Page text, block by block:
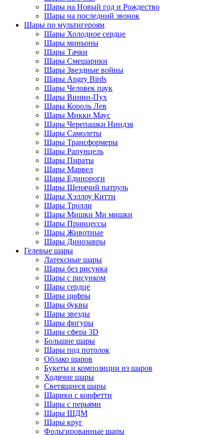
Шары на Новый год и Рождество
Шары на последний звонок
Шары по мультигероям
Шары Холодное сердце
Шары миньоны
Шары Тачки
Шары Смешарики
Шары Звездные войны
Шары Angry Birds
Шары Человек паук
Шары Винни-Пух
Шары Король Лев
Шары Микки Маус
Шары Черепашки Ниндзя
Шары Самолеты
Шары Трансформеры
Шары Рапунцель
Шары Пираты
Шары Марвел
Шары Единороги
Шары Щенячий патруль
Шары Хэллоу Китти
Шары Тролли
Шары Мишки Ми мишки
Шары Принцессы
Шары Животные
Шары Динозавры
Гелевые шары
Латексные шары
Шары без рисунка
Шары с рисунком
Шары сердце
Шары цифры
Шары буквы
Шары звезды
Шары фигуры
Шары сфера 3D
Большие шары
Шары под потолок
Облако шаров
Букеты и композиции из шаров
Ходячие шары
Светящиеся шары
Шарики с конфетти
Шары с перьями
Шары ШДМ
Шары круг
Фольгированные шары